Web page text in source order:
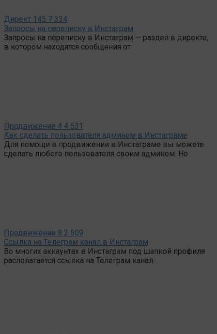
Директ 145 7 334
Запросы на переписку в Инстаграм
Запросы на переписку в Инстаграм — раздел в директе,
в котором находятся сообщения от
Продвижение 4 4 531
Как сделать пользователя админом в Инстаграме
Для помощи в продвижении в Инстаграме вы можете
сделать любого пользователя своим админом. Но
Продвижение 9 2 509
Ссылка на Телеграм канал в Инстаграм
Во многих аккаунтах в Инстаграм под шапкой профиля
располагается ссылка на Телеграм канал .